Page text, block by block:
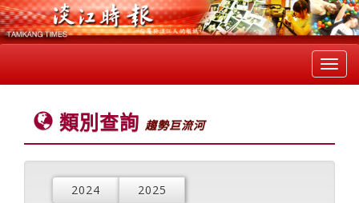
類別查詢 趨勢巨流河
2024
2025